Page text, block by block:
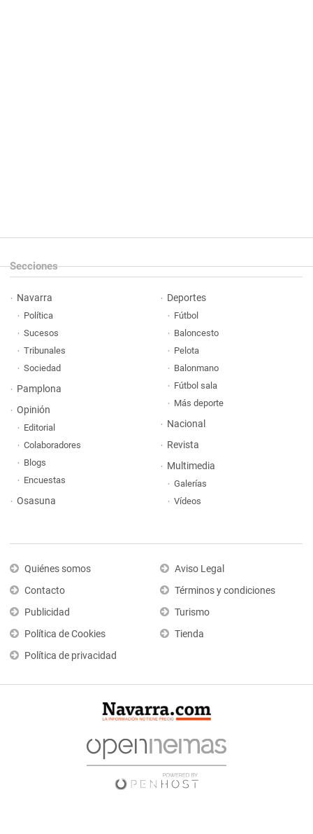
Secciones
Navarra
Política
Sucesos
Tribunales
Sociedad
Pamplona
Opinión
Editorial
Colaboradores
Blogs
Encuestas
Osasuna
Deportes
Fútbol
Baloncesto
Pelota
Balonmano
Fútbol sala
Más deporte
Nacional
Revista
Multimedia
Galerías
Vídeos
Quiénes somos
Contacto
Publicidad
Política de Cookies
Política de privacidad
Aviso Legal
Términos y condiciones
Turismo
Tienda